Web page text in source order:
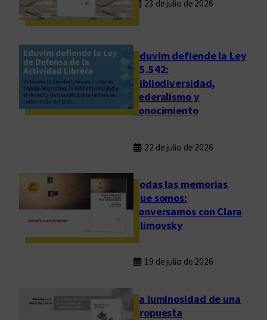
a
o
r
p
o
r
n
s
d
23 de julio de 2026
Eduvim defiende la Ley
25.542:
bibliodiversidad,
federalismo y
conocimiento
22 de julio de 2026
Todas las memorias
que somos:
conversamos con Clara
Klimovsky
19 de julio de 2026
La luminosidad de una
propuesta